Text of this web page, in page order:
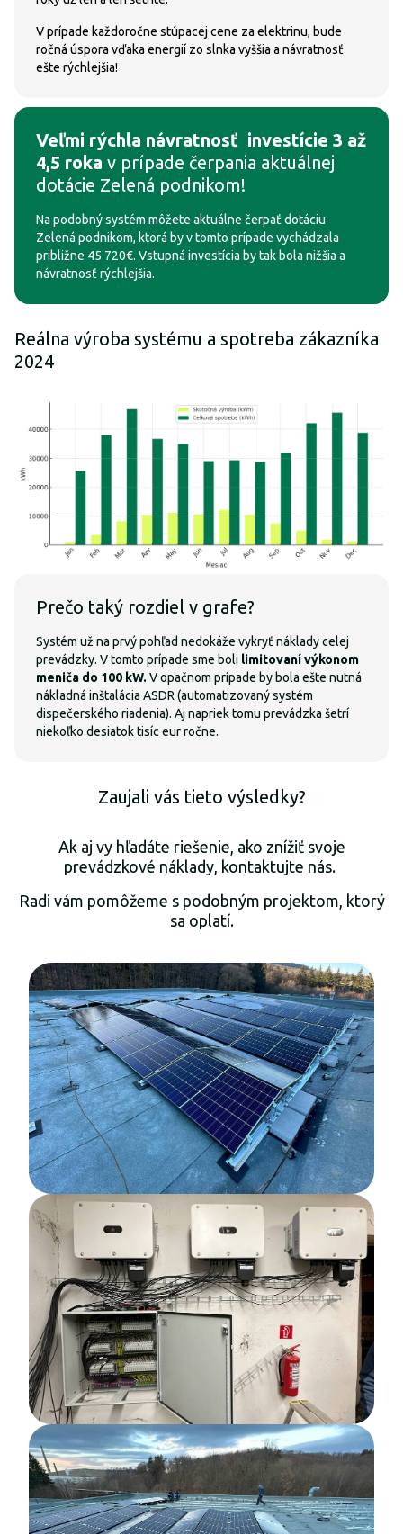
V prípade každoročne stúpacej cene za elektrinu, bude
ročná úspora vďaka energií zo slnka vyššia a návratnosť
ešte rýchlejšia!
Veľmi rýchla návratnosť investície 3 až
4,5 roka v prípade čerpania aktuálnej
dotácie Zelená podnikom!
Na podobný systém môžete aktuálne čerpať dotáciu
Zelená podnikom, ktorá by v tomto prípade vychádzala
približne 45 720€. Vstupná investícia by tak bola nižšia a
návratnosť rýchlejšia.
Reálna výroba systému a spotreba zákazníka
2024
Prečo taký rozdiel v grafe?
Systém už na prvý pohľad nedokáže vykryť náklady celej
prevádzky. V tomto prípade sme boli limitovaní výkonom
meniča do 100 kW. V opačnom prípade by bola ešte nutná
nákladná inštalácia ASDR (automatizovaný systém
dispečerského riadenia). Aj napriek tomu prevádzka šetrí
niekoľko desiatok tisíc eur ročne.
Zaujali vás tieto výsledky?
Ak aj vy hľadáte riešenie, ako znížiť svoje
prevádzkové náklady, kontaktujte nás.
Radi vám pomôžeme s podobným projektom, ktorý
sa oplatí.